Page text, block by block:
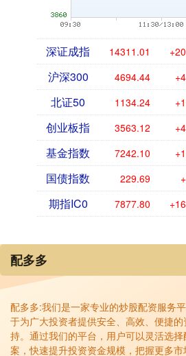
深证成指 14311.01
沪深300 4694.44
北证50 1134.24
创业板指 3563.12
基金指数 7242.10
国债指数 229.69
期指IC0 7877.80
配多多
配多多:我们是一家专业的炒股配资服务
于为广大投资者提供安全、高效、便捷的
持。通过我们的平台，用户可以灵活选
案，快速提升投资资金规模，把握更多市